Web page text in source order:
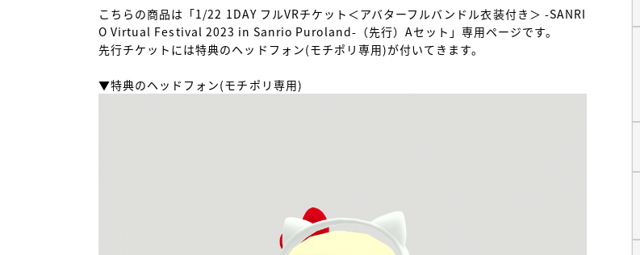
こちらの商品は「1/22 1DAY フルVRチケット＜アバターフルバンドル衣装付き＞ -SANRI
O Virtual Festival 2023 in Sanrio Puroland-（先行）Aセット」専用ページです。
先行チケットには特典のヘッドフォン(モチポリ専用)が付いてきます。